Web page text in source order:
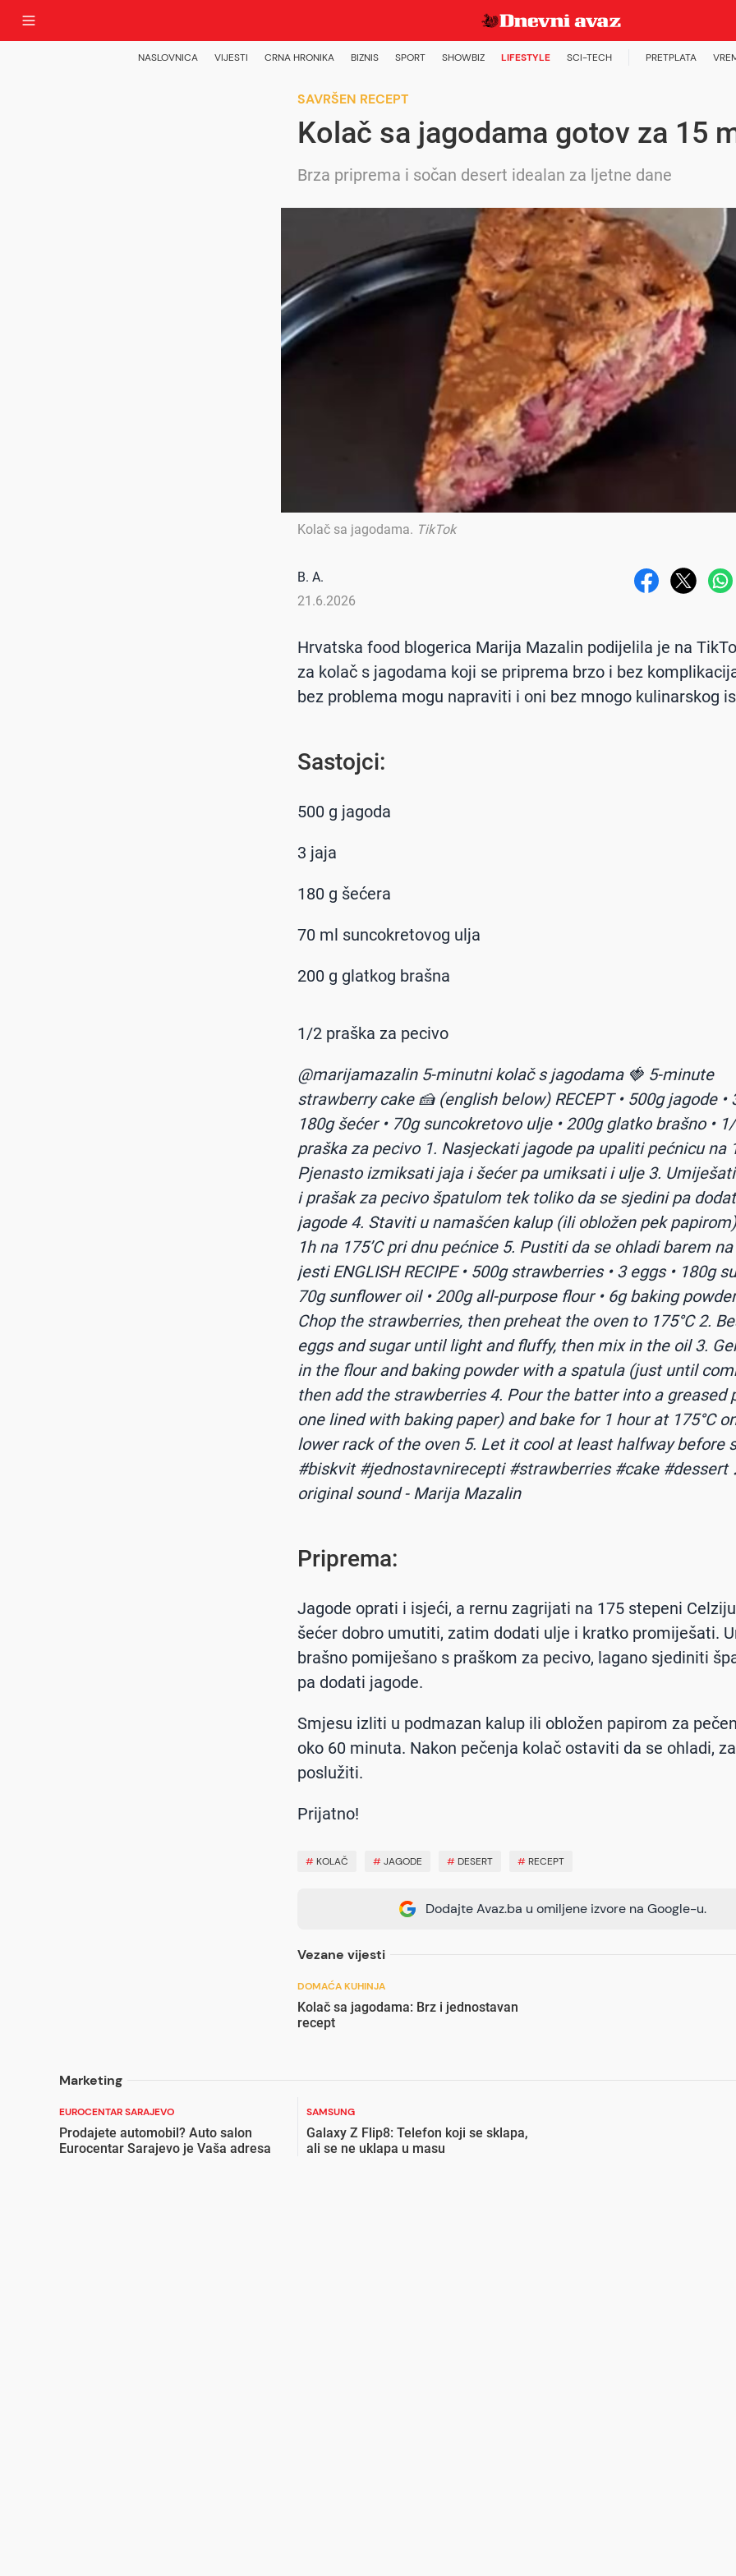
NASLOVNICA VIJESTI CRNA HRONIKA BIZNIS SPORT SHOWBIZ LIFESTYLE SCI-TECH PRETPLATA
SAVRŠEN RECEPT
Kolač sa jagodama gotov za 15
Brza priprema i sočan desert idealan za ljetne dane
Kolač sa jagodama. TikTok
B. A.
21.6.2026
Hrvatska food blogerica Marija Mazalin podijelila je na
za kolač s jagodama koji se priprema brzo i bez
bez problema mogu napraviti i oni bez mnogo kulinarskog
Sastojci:
500 g jagoda
3 jaja
180 g šećera
70 ml suncokretovog ulja
200 g glatkog brašna
1/2 praška za pecivo
@marijamazalin5-minutni kolač s jagodama 🍓 5-minute
strawberry cake 🍰 (english below) RECEPT • 500g jagode •
180g šećer • 70g suncokretovo ulje • 200g glatko brašno •
praška za pecivo 1. Nasjeckati jagode pa upaliti pećnicu na
Pjenasto izmiksati jaja i šećer pa umiksati i ulje 3.
i prašak za pecivo špatulom tek toliko da se sjedini pa
jagode 4. Staviti u namašćen kalup (ili obložen pek
1h na 175’C pri dnu pećnice 5. Pustiti da se ohladi barem
jesti ENGLISH RECIPE • 500g strawberries • 3 eggs • 180g
70g sunflower oil • 200g all-purpose flour • 6g baking
Chop the strawberries, then preheat the oven to 175°C 2.
eggs and sugar until light and fluffy, then mix in the oil 3.
in the flour and baking powder with a spatula (just until
then add the strawberries 4. Pour the batter into a greased
one lined with baking paper) and bake for 1 hour at 175°C
lower rack of the oven 5. Let it cool at least halfway before
#biskvit #jednostavnirecepti #strawberries #cake #dessert
original sound - Marija Mazalin
Priprema:
Jagode oprati i isjeći, a rernu zagrijati na 175 stepeni
šećer dobro umutiti, zatim dodati ulje i kratko promiješati.
brašno pomiješano s praškom za pecivo, lagano sjediniti
pa dodati jagode.
Smjesu izliti u podmazan kalup ili obložen papirom za
oko 60 minuta. Nakon pečenja kolač ostaviti da se ohladi,
poslužiti.
Prijatno!
# KOLAČ #JAGODE # DESERT # RECEPT
Dodajte Avaz.ba u omiljene izvore na Google-u.
Vezane vijesti
DOMAĆA KUHINJA
Kolač sa jagodama: Brz i jednostavan
recept
Marketing
EUROCENTAR SARAJEVO
Prodajete automobil? Auto salon
Eurocentar Sarajevo je Vaša adresa
SAMSUNG
Galaxy Z Flip8: Telefon koji se sklapa,
ali se ne uklapa u masu